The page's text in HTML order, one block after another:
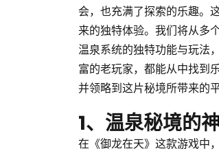
会，也充满了探索的乐趣。
来的独特体验。我们将从多
温泉系统的独特功能与玩法
富的老玩家，都能从中找到
并领略到这片秘境所带来的
1、温泉秘境的
在《御龙在天》这款游戏中